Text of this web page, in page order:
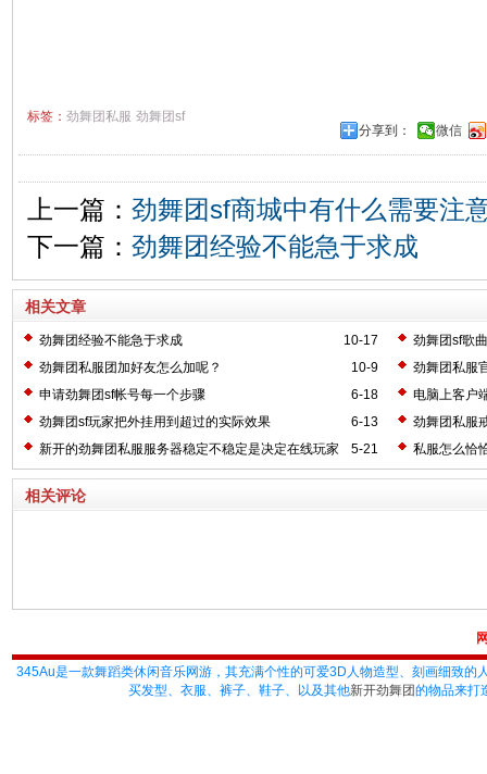
标签： 劲舞团私服 劲舞团sf
分享到：
微信
上一篇： 劲舞团sf商城中有什么需要注
下一篇： 劲舞团经验不能急于求成
相关文章
10-17
劲舞团经验不能急于求成
劲舞团sf歌
10-9
劲舞团私服团加好友怎么加呢？
劲舞团私服
6-18
申请劲舞团sf帐号每一个步骤
电脑上客户
6-13
劲舞团sf玩家把外挂用到超过的实际效果
劲舞团私服
5-21
新开的劲舞团私服服务器稳定不稳定是决定在线玩家
数量的关键
私服怎么恰
吗?等级可
相关评论
345Au是一款舞蹈类休闲音乐网游，其充满个性的可爱3D人物造型、刻画细致
买发型、衣服、裤子、鞋子、以及其他新开劲舞团的物品来打